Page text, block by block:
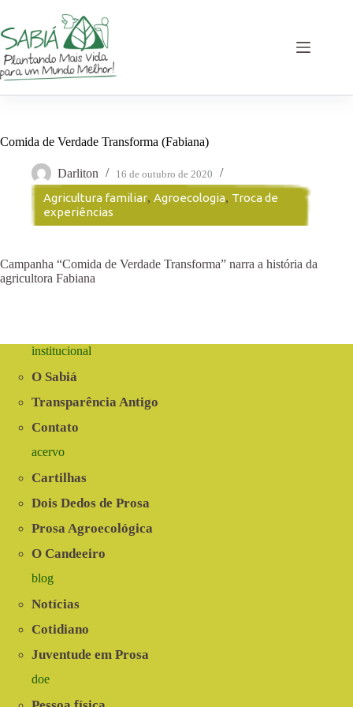
o
conteúdo
Comida de Verdade Transforma (Fabiana)
Darliton 16 de outubro de 2020
Agricultura familiar, Agroecologia, Troca de
experiências
Campanha “Comida de Verdade Transforma” narra a história da
agricultora Fabiana
institucional
O Sabiá
Transparência Antigo
Contato
acervo
Cartilhas
Dois Dedos de Prosa
Prosa Agroecológica
O Candeeiro
blog
Notícias
Cotidiano
Juventude em Prosa
doe